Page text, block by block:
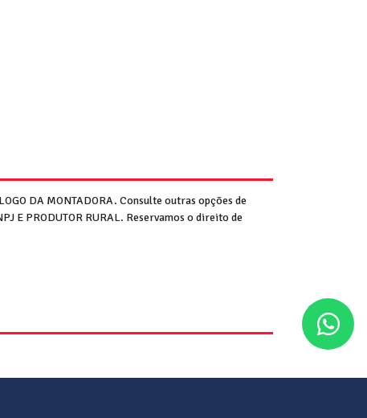
DA MONTADORA. Consulte outras opções de
E PRODUTOR RURAL. Reservamos o direito de